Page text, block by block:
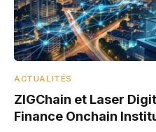
ACTUALITÉS
ZIGChain et Laser
Finance Onchain